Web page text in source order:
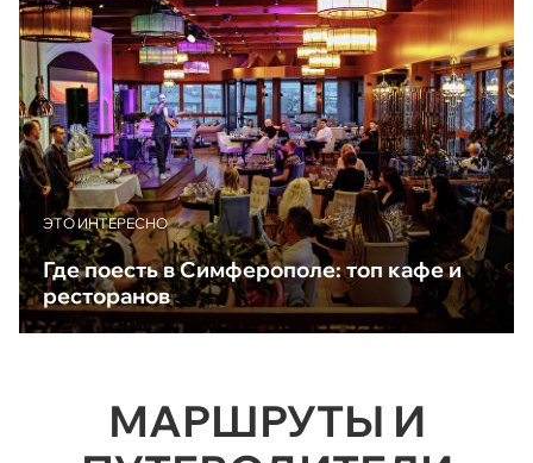
ЭТО ИНТЕРЕСНО
Где поесть в Симферополе: топ кафе и
ресторанов
МАРШРУТЫ И